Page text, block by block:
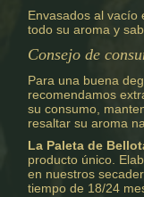
Envasados al vacío
todo su aroma y
Consejo de
Para una buena
recomendamos
su consumo,
resaltar su aroma
La Paleta de
producto único.
en nuestros
tiempo de 18/24